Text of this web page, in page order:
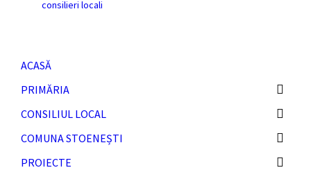
consilieri locali
ACASĂ
PRIMĂRIA
CONSILIUL LOCAL
COMUNA STOENEȘTI
PROIECTE